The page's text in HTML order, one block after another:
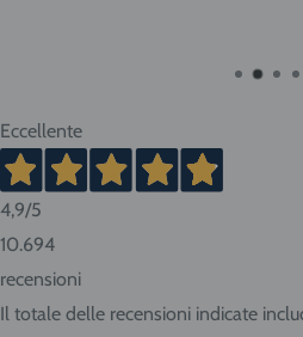
Eccellente
4,9/5
10.694
recensioni
Il totale delle recensioni indicate